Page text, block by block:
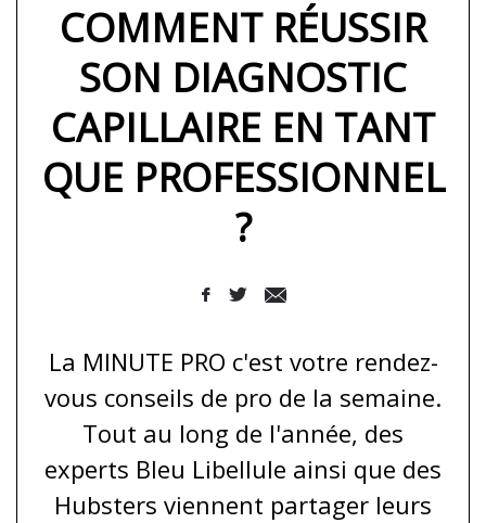
COMMENT RÉUSSIR
SON DIAGNOSTIC
CAPILLAIRE EN TANT
QUE PROFESSIONNEL
?
La MINUTE PRO c'est votre rendez-
vous conseils de pro de la semaine.
Tout au long de l'année, des
experts Bleu Libellule ainsi que des
Hubsters viennent partager leurs